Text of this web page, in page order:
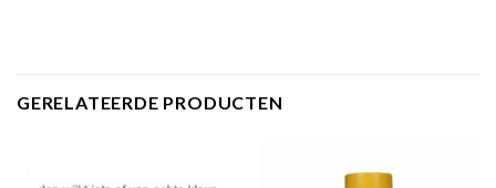
GERELATEERDE PRODUCTEN